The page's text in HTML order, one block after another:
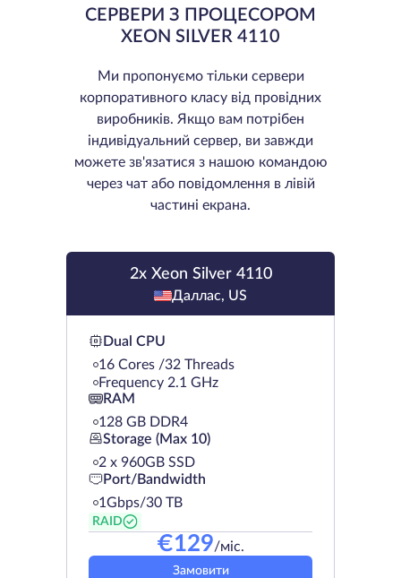
СЕРВЕРИ З ПРОЦЕСОРОМ
XEON SILVER 4110
Ми пропонуємо тільки сервери
корпоративного класу від провідних
виробників. Якщо вам потрібен
індивідуальний сервер, ви завжди
можете зв'язатися з нашою командою
через чат або повідомлення в лівій
частині екрана.
2x Xeon Silver 4110
Даллас, US
Dual CPU
16 Cores /32 Threads
Frequency 2.1 GHz
RAM
128 GB DDR4
Storage (Max 10)
2 х 960GB SSD
Port/Bandwidth
1Gbps/30 TB
RAID
€129/міс.
Замовити